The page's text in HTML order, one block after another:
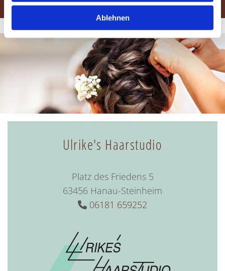
Ablehnen
Ulrike's Haarstudio
Platz des Friedens 5
63456 Hanau-Steinheim
 06181 659252